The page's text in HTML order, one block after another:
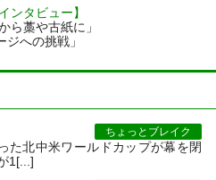
ンタビュー】
ら藁や古紙に」
ジへの挑戦」
ちょっとブレイク
北中米ワールドカップが幕を閉
1[...]